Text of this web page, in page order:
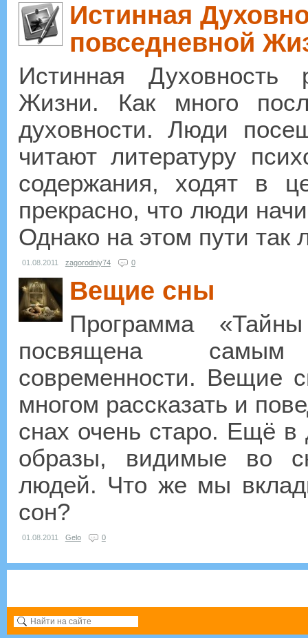
Истинная
повседневной
Истинная Духовность
Жизни. Как много
духовности. Люди
читают литературу
содержания, ходят в
прекрасно, что люди
Однако на этом пути так
01.08.2011 zagorodniy74 0
Вещие сны
Программа
посвящена самым
современности. Вещие
многом рассказать и
снах очень старо. Ещё
образы, видимые во
людей. Что же мы
сон?
01.08.2011 Gelo 0